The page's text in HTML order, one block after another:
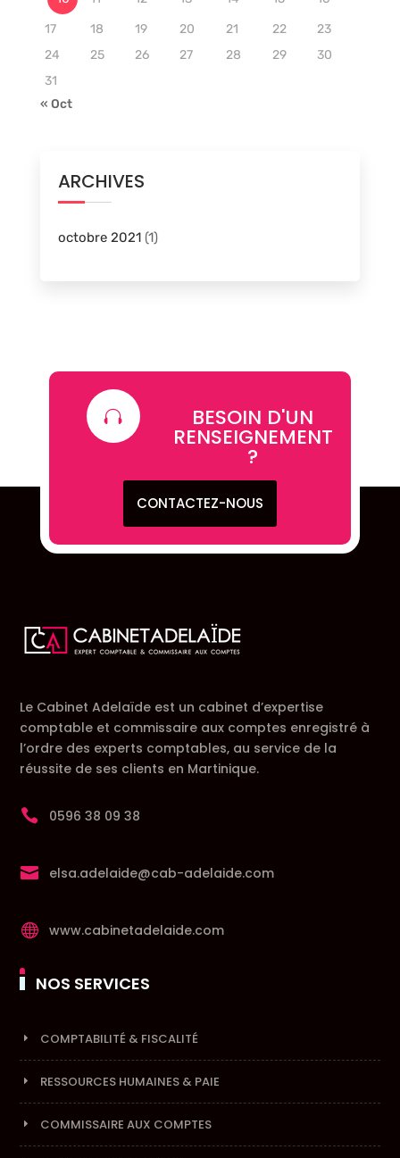
17
18 19 20 21 22
23
24
25 26 27 28 29
30
31
« Oct
ARCHIVES
octobre 2021(1)
 BESOIN D'UN
RENSEIGNEMENT
?
CONTACTEZ-NOUS
Le Cabinet Adelaïde est un cabinet d’expertise
comptable et commissaire aux comptes enregistré à
l’ordre des experts comptables, au service de la
réussite de ses clients en Martinique.
 0596 38 09 38
 elsa.adelaide@cab-adelaide.com
 www.cabinetadelaide.com
NOS SERVICES
COMPTABILITÉ & FISCALITÉ
RESSOURCES HUMAINES & PAIE
COMMISSAIRE AUX COMPTES